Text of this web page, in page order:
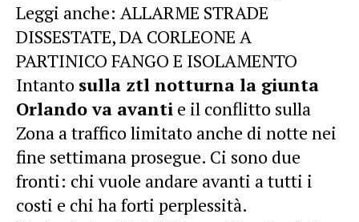
Leggi anche: ALLARME STRADE
DISSESTATE, DA CORLEONE A
PARTINICO FANGO E ISOLAMENTO
Intanto sulla ztl notturna la giunta
Orlando va avanti e il conflitto sulla
Zona a traffico limitato anche di notte nei
fine settimana prosegue. Ci sono due
fronti: chi vuole andare avanti a tutti i
costi e chi ha forti perplessità.